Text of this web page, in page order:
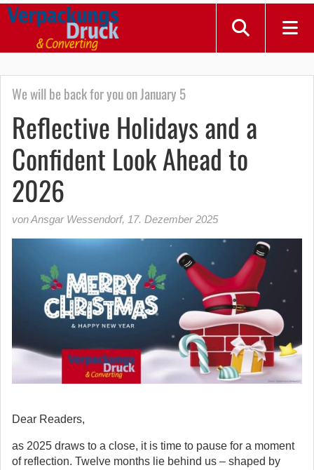
We will be back for you on January 5
Reflective Holidays and a
Confident Look Ahead to
2026
von Ansgar Wessendorf, 17. Dezember 2025
Dear Readers,
as 2025 draws to a close, it is time to pause for a moment
of reflection. Twelve months lie behind us – shaped by